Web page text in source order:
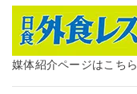
媒体紹介ページはこちら